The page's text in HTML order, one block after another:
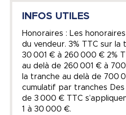
INFOS UTILES
Honoraires : Les
du vendeur. 3% TTC sur la
30 001 € à 260 000 € 2%
au delà de 260 001 € à
la tranche au delà de 700
cumulatif par tranches
de 3 000 € TTC
1 à 30 000 €.